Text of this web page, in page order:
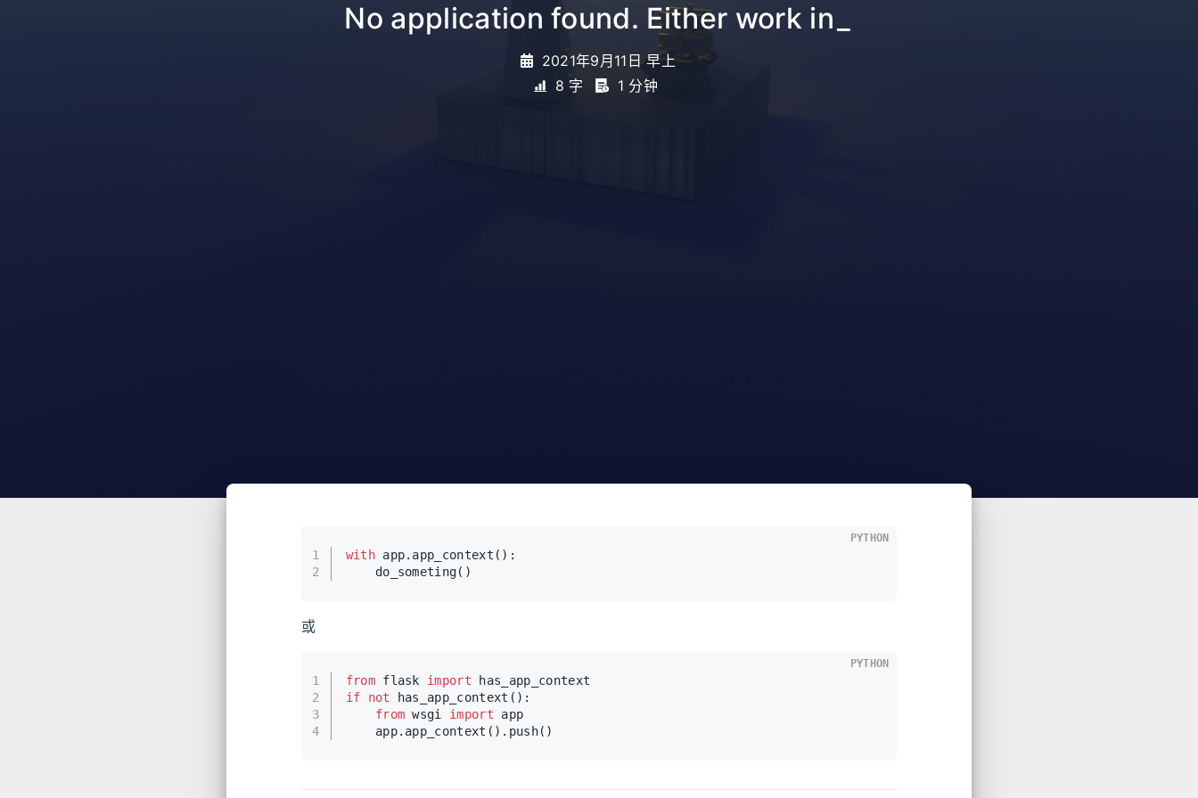
No application found. Either work inside a
2021年9月11日 早上
8 字
1 分钟
1
2
with app.app_context():
    do_someting()
PYTHON
或
1
2
3
4
from flask import has_app_context
if
not has_app_context():
from wsgi import app
    app.app_context().push()
PYTHON